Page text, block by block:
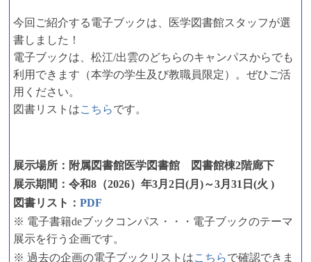
今回ご紹介する電子ブックは、医学図書館スタッフが選
書しました！
電子ブックは、松江/出雲のどちらのキャンパスからでも
利用できます（本学の学生及び教職員限定）。ぜひご活
用ください。
図書リストはこちらです。
展示場所：附属図書館医学図書館 図書館棟2階廊下
展示期間：令和8（2026）年3月2日(月)～3月31日(火 )
図書リスト： PDF
※ 電子書籍deブックコンパス・・・電子ブックのテーマ
展示を行う企画です。
※ 過去の企画の電子ブックリストはこちらで確認できま